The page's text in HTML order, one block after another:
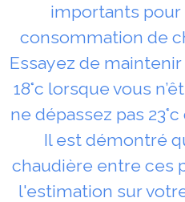
importants pour
consommation de
Essayez de
18°c lorsque vous
ne dépassez pas
Il est démontré
chaudière entre ces
l'estimation sur